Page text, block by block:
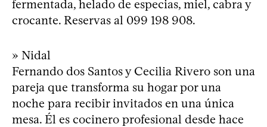
fermentada, helado de especias, miel, cabra y
crocante. Reservas al 099 198 908.
» Nidal
Fernando dos Santos y Cecilia Rivero son una
pareja que transforma su hogar por una
noche para recibir invitados en una única
mesa. Él es cocinero profesional desde hace